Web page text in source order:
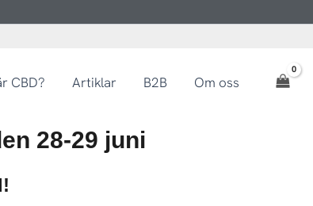
CBD? Artiklar B2B Om oss
28-29 juni